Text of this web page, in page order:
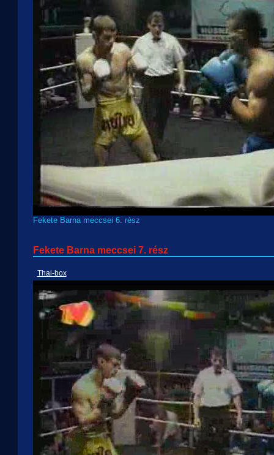
Fekete Barna meccsei 6. rész
Fekete Barna meccsei 7. rész
Thai-box